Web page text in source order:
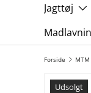
Jagttøj
Forside
Udsolgt